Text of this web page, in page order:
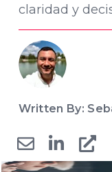
claridad y
Written By: